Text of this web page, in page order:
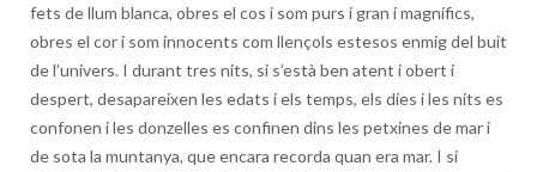
fets de llum blanca, obres el cos i som purs i gran i magnífics,
obres el cor i som innocents com llençols estesos enmig del buit
de l’univers. I durant tres nits, si s’està ben atent i obert i
despert, desapareixen les edats i els temps, els dies i les nits es
confonen i les donzelles es confinen dins les petxines de mar i
de sota la muntanya, que encara recorda quan era mar. I si